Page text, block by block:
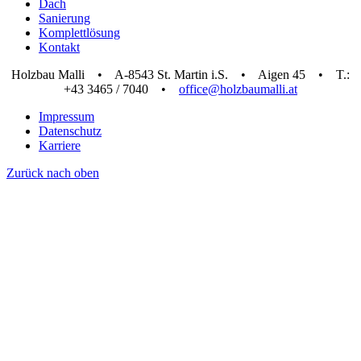
Dach
Sanierung
Komplettlösung
Kontakt
Holzbau Malli • A-8543 St. Martin i.S. • Aigen 45 • T.:
+43 3465 / 7040 • office@holzbaumalli.at
Impressum
Datenschutz
Karriere
Zurück nach oben